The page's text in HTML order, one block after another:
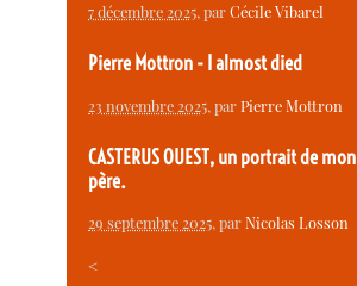
7 décembre 2025, parCécile Vibarel
Pierre Mottron - I almost died
23 novembre 2025, parPierre Mottron
CASTERUS OUEST, un portrait de mon
père.
29 septembre 2025, parNicolas Losson
<